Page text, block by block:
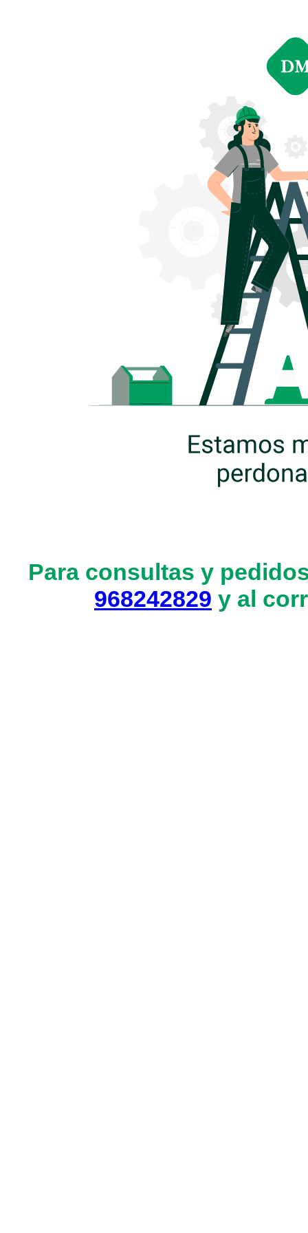
Para consultas y
968242829 y al